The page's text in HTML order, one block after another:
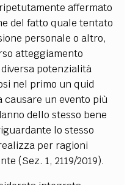
affermato
del fatto quale tentato
personale o altro,
atteggiamento
potenzialità
nel primo un quid
causare un evento più
dello stesso bene
lo stesso
per ragioni
(Sez. 1, 2119/2019).